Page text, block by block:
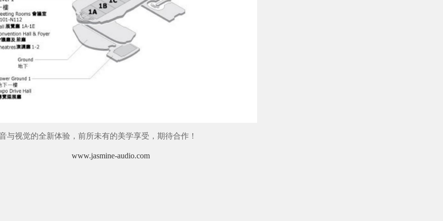
与视觉的全新体验，前所未有的美学享受，期待合作！
www.jasmine-audio.com